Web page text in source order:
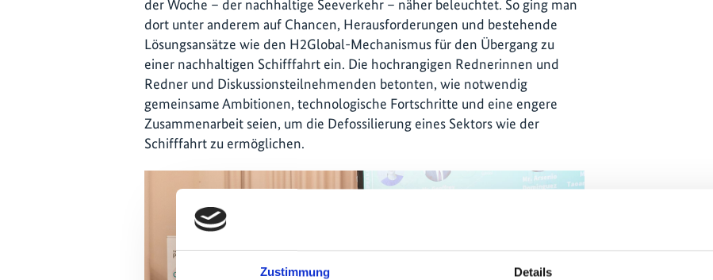
Zustimmung Details
der Woche – der nachhaltige Seeverkehr – näher beleuchtet. So ging man
dort unter anderem auf Chancen, Herausforderungen und bestehende
Lösungsansätze wie den H2Global-Mechanismus für den Übergang zu
einer nachhaltigen Schifffahrt ein. Die hochrangigen Rednerinnen und
Redner und Diskussionsteilnehmenden betonten, wie notwendig
gemeinsame Ambitionen, technologische Fortschritte und eine engere
Zusammenarbeit seien, um die Defossilierung eines Sektors wie der
Schifffahrt zu ermöglichen.